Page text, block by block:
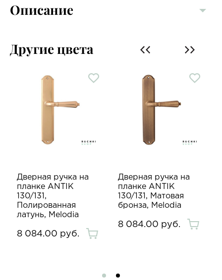
Описание
Другие цвета
Дверная ручка на
планке ANTIK
130/131,
Полированная
латунь, Melodia
8 084.00 руб.
Дверная ручка на
планке ANTIK
130/131, Матовая
бронза, Melodia
8 084.00 руб.